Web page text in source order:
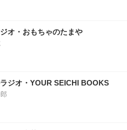
オ・おもちゃのたまや
ジオ・YOUR SEICHI BOOKS